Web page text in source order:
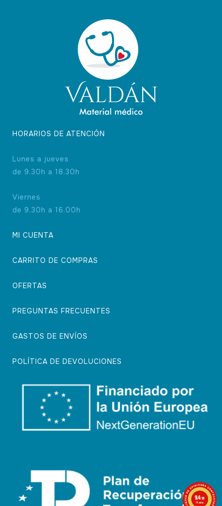
HORARIOS DE ATENCIÓN
Lunes a jueves
de 9.30h a 18.30h
Viernes
de 9.30h a 16.00h
MI CUENTA
CARRITO DE COMPRAS
OFERTAS
PREGUNTAS FRECUENTES
GASTOS DE ENVÍOS
POLÍTICA DE DEVOLUCIONES
9.4/10
74 notas